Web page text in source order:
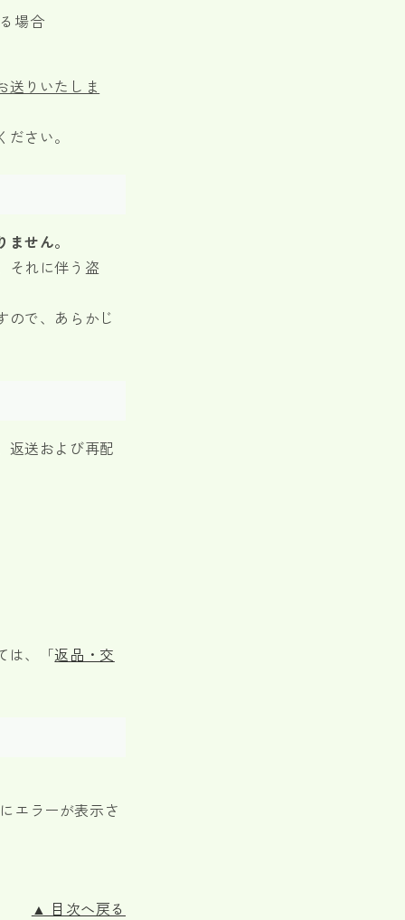
場合
送りいたしま
さい。
せん。
それに伴う盗
ので、あらかじ
返送および再配
は、「返品・交
エラーが表示さ
▲ 目次へ戻る